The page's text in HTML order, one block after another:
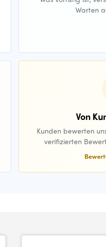
Warten
Von
Kunden bewerten
verifizierten